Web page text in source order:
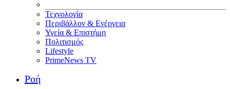
Τεχνολογία
Περιβάλλον & Ενέργεια
Υγεία & Επιστήμη
Πολιτισμός
Lifestyle
PrimeNews TV
Ροή